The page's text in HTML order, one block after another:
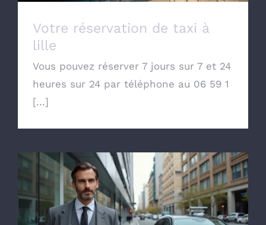
Votre réservation de taxi à
lille
Vous pouvez réserver 7 jours sur 7 et 24
heures sur 24 par téléphone au 06 59 1
[...]